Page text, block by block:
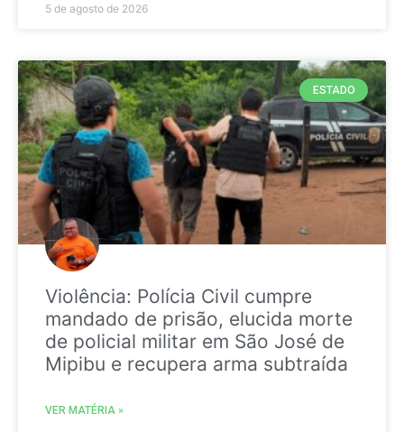
5 de agosto de 2026
ESTADO
Violência: Polícia Civil cumpre
mandado de prisão, elucida morte
de policial militar em São José de
Mipibu e recupera arma subtraída
VER MATÉRIA »